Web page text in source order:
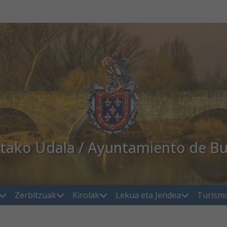
Udala / Ayuntamiento de
Zerbitzuak Kirolak Lekua eta Jendea